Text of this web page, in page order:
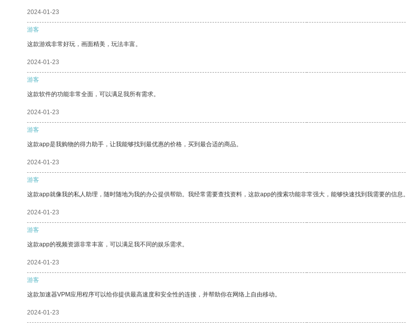
2024-01-23
游客
这款游戏非常好玩，画面精美，玩法丰富。
2024-01-23
游客
这款软件的功能非常全面，可以满足我所有需求。
2024-01-23
游客
这款app是我购物的得力助手，让我能够找到最优惠的价格，买到最合适的商品。
2024-01-23
游客
这款app就像我的私人助理，随时随地为我的办公提供帮助。我经常需要查找资料，这款app的搜索功能非常强大，能够快速找到我需要的信息。
2024-01-23
游客
这款app的视频资源非常丰富，可以满足我不同的娱乐需求。
2024-01-23
游客
这款加速器VPM应用程序可以给你提供最高速度和安全性的连接，并帮助你在网络上自由移动。
2024-01-23